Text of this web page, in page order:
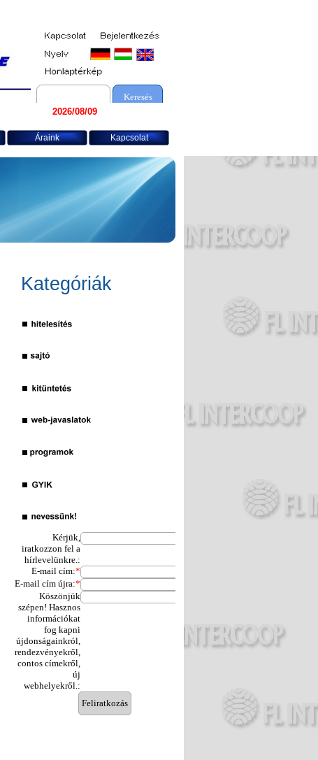
Keresés
2026/08/09
Áraink Kapcsolat
Kategóriák
Kérjük,
iratkozzon fel a
hírlevelünkre.:
E-mail cím:*
E-mail cím újra:*
Köszönjük
szépen! Hasznos
információkat
fog kapni
újdonságainkról,
rendezvényekről,
contos címekről,
új
webhelyekről.: